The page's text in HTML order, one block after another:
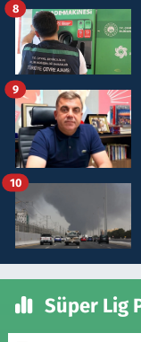
8
9
10
Süper Lig